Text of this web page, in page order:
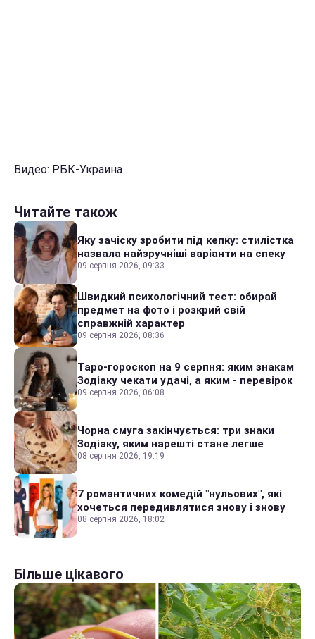
Видео: РБК-Украина
Читайте також
Яку зачіску зробити під кепку: стилістка
назвала найзручніші варіанти на спеку
09 серпня 2026, 09:33
Швидкий психологічний тест: обирай
предмет на фото і розкрий свій
справжній характер
09 серпня 2026, 08:36
Таро-гороскоп на 9 серпня: яким знакам
Зодіаку чекати удачі, а яким - перевірок
09 серпня 2026, 06:08
Чорна смуга закінчується: три знаки
Зодіаку, яким нарешті стане легше
08 серпня 2026, 19:19
7 романтичних комедій "нульових", які
хочеться передивлятися знову і знову
08 серпня 2026, 18:02
Більше цікавого